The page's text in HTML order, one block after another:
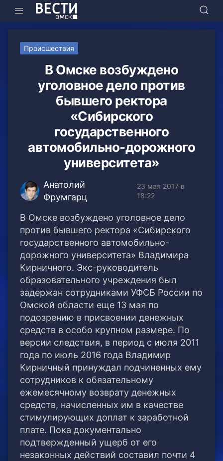
Происшествия
В Омске возбуждено
уголовное дело против
бывшего ректора
«Сибирского
государственного
автомобильно-дорожного
университета»
Анатолий
Фрумгарц
23 мая 2017 в
18:22
В Омске возбуждено уголовное дело
против бывшего ректора «Сибирского
государственного автомобильно-
дорожного университета» Владимира
Кирничного. Экс-руководитель
образовательного учреждения был
задержан сотрудниками УФСБ России по
Омской области еще 13 мая по
подозрению в присвоении денежных
средств в особо крупном размере. По
версии следствия, в период с июля 2011
года по июль 2016 года Владимир
Кирничный принуждал подчиненных ему
сотрудников к обязательному
ежемесячному возврату денежных
средств, начисленных им в качестве
стимулирующих доплат к заработной
плате. Пока документально
подтвержденный ущерб от его
незаконных действий составил почти 4